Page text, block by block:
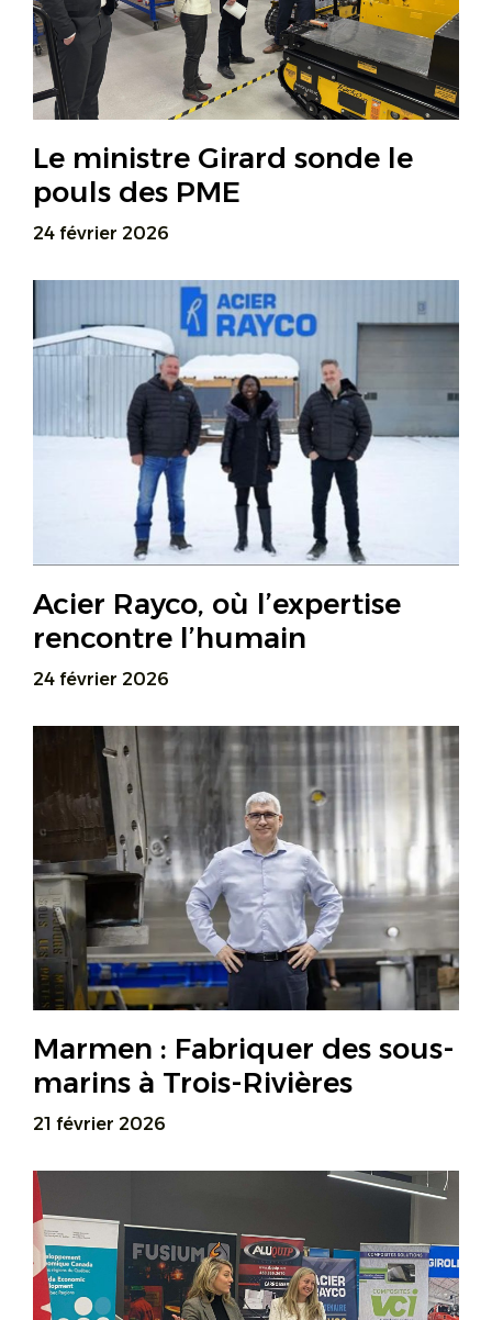
Le ministre Girard sonde le
pouls des PME
24 février 2026
Acier Rayco, où l’expertise
rencontre l’humain
24 février 2026
Marmen : Fabriquer des sous-
marins à Trois-Rivières
21 février 2026